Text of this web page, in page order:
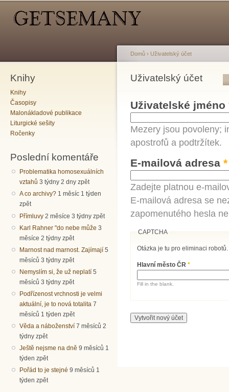
Knihy
Knihy
Časopisy
Malonákladové publikace
Liturgické sešity
Ročenky
Poslední komentáře
Problematika homosexuálních
vztahů 3 týdny 2 dny zpět
A co archivy? 1 měsíc 1 týden
zpět
Přímluvy 2 měsíce 3 týdny zpět
Karl Rahner "do nebe může 3
měsíce 2 týdny zpět
Marnost nad marnost. Zajímají 5
měsíců 3 týdny zpět
Nemyslím si, že už neplatí 5
měsíců 3 týdny zpět
Podřízenost vrchnosti je velmi
aktuální, je to nová totalita 7
měsíců 1 týden zpět
Věda a náboženství 7 měsíců 2
týdny zpět
Ještě nejsme na dně 9 měsíců 1
týden zpět
Pořád to je stejné 9 měsíců 1
týden zpět
Jste zde
Domů › Uživatelský účet
Uživatelský účet
Hlavní záložky
Uživatelské jméno
Mezery jsou povoleny;
apostrofů a podtržítek.
E-mailová adresa *
Zadejte platnou e-
E-mailová adresa se
zapomenutého hesla
CAPTCHA
Otázka je tu pro eliminaci robotů.
Hlavní město ČR*
Fill in the blank.